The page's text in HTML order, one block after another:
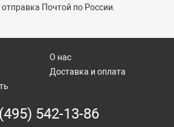
Почтой по России.
О нас
Доставка и оплата
542-13-86